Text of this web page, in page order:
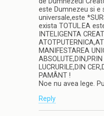
este Dumnezeu si
universale,este
exista TOTUL.EA
INTELIGENTA
MANIFESTAREA
LUCRURILE,DIN
PAMÂNT !
Noe nu avea lege.
Reply